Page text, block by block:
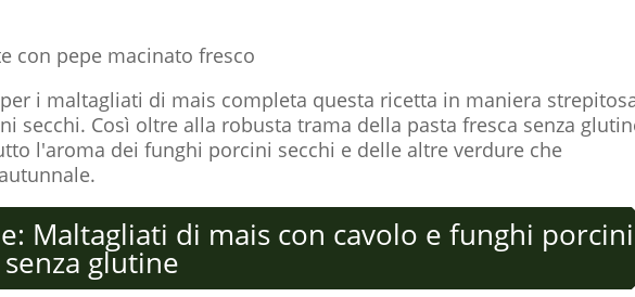
con pepe macinato fresco
i maltagliati di mais completa questa ricetta in maniera
secchi. Così oltre alla robusta trama della pasta fresca senza
l'aroma dei funghi porcini secchi e delle altre verdure che
Maltagliati di mais con cavolo e funghi porcini
glutine